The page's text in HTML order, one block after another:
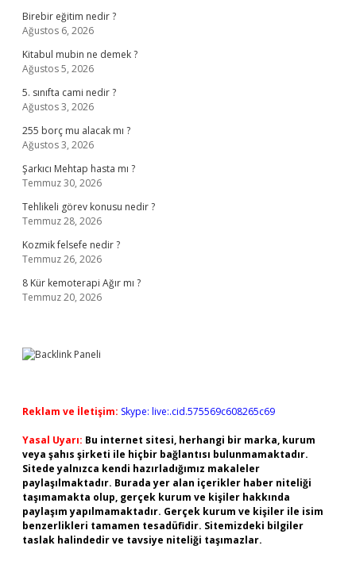
Birebir eğitim nedir ?
Ağustos 6, 2026
Kitabul mubin ne demek ?
Ağustos 5, 2026
5. sınıfta cami nedir ?
Ağustos 3, 2026
255 borç mu alacak mı ?
Ağustos 3, 2026
Şarkıcı Mehtap hasta mı ?
Temmuz 30, 2026
Tehlikeli görev konusu nedir ?
Temmuz 28, 2026
Kozmik felsefe nedir ?
Temmuz 26, 2026
8 Kür kemoterapi Ağır mı ?
Temmuz 20, 2026
Reklam ve İletişim: Skype: live:.cid.575569c608265c69
Yasal Uyarı: Bu internet sitesi, herhangi bir marka, kurum
veya şahıs şirketi ile hiçbir bağlantısı bulunmamaktadır.
Sitede yalnızca kendi hazırladığımız makaleler
paylaşılmaktadır. Burada yer alan içerikler haber niteliği
taşımamakta olup, gerçek kurum ve kişiler hakkında
paylaşım yapılmamaktadır. Gerçek kurum ve kişiler ile isim
benzerlikleri tamamen tesadüfidir. Sitemizdeki bilgiler
taslak halindedir ve tavsiye niteliği taşımazlar.